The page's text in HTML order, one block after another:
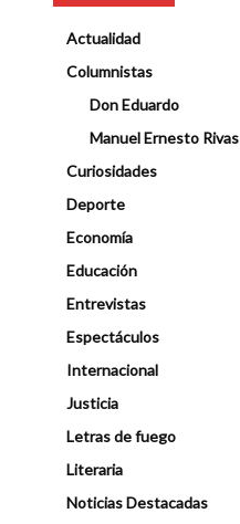
Actualidad
Columnistas
Don Eduardo
Manuel Ernesto Rivas
Curiosidades
Deporte
Economía
Educación
Entrevistas
Espectáculos
Internacional
Justicia
Letras de fuego
Literaria
Noticias Destacadas